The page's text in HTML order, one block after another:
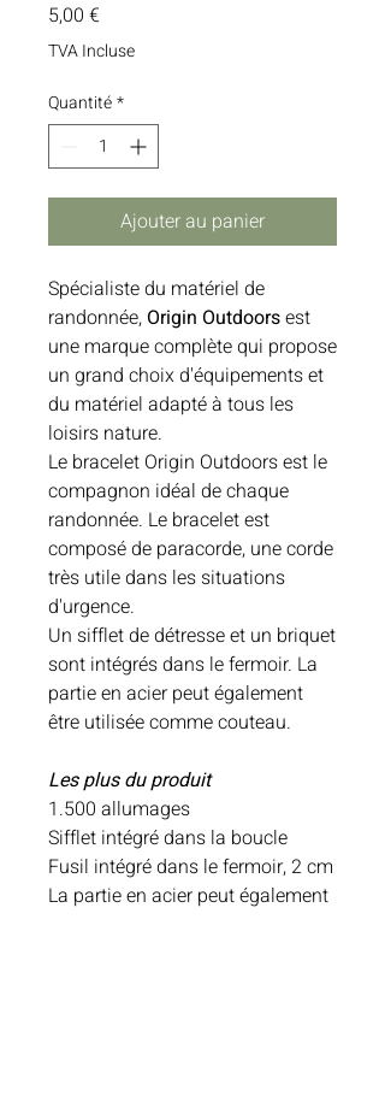
5,00 €
TVA Incluse
Quantité*
Ajouter au panier
Spécialiste du matériel de
randonnée, Origin Outdoorsest
une marque complète qui propose
un grand choix d'équipements et
du matériel adapté à tous les
loisirs nature.
Le bracelet Origin Outdoors est le
compagnon idéal de chaque
randonnée. Le bracelet est
composé de paracorde, une corde
très utile dans les situations
d'urgence.
Un sifflet de détresse et un briquet
sont intégrés dans le fermoir. La
partie en acier peut également
être utilisée comme couteau.
Les plus du produit
1.500 allumages
Sifflet intégré dans la boucle
Fusil intégré dans le fermoir, 2 cm
La partie en acier peut également